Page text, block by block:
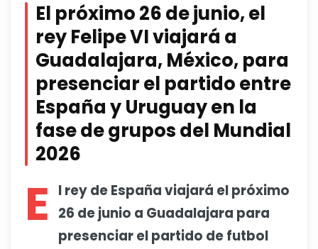
El próximo 26 de junio, el
rey Felipe VI viajará a
Guadalajara, México, para
presenciar el partido entre
España y Uruguay en la
fase de grupos del Mundial
2026
E
l rey de España viajará el próximo
26 de junio a Guadalajara para
presenciar el partido de futbol